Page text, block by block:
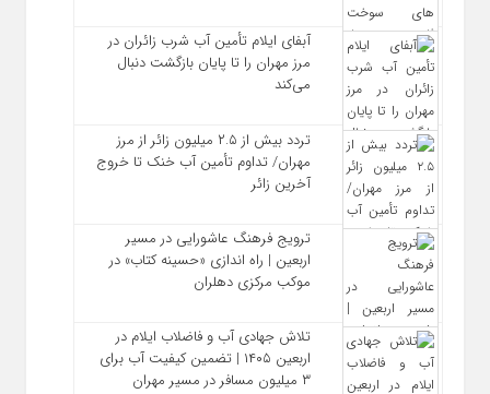
آبفای ایلام تأمین آب شرب زائران در
مرز مهران را تا پایان بازگشت دنبال
می‌کند
تردد بیش از ۲.۵ میلیون زائر از مرز
مهران/ تداوم تأمین آب خنک تا خروج
آخرین زائر
ترویج فرهنگ عاشورایی در مسیر
اربعین | راه‌ اندازی «حسینه کتاب» در
موکب مرکزی دهلران
تلاش جهادی آب و فاضلاب ایلام در
اربعین ۱۴۰۵ | تضمین کیفیت آب برای
۳ میلیون مسافر در مسیر مهران